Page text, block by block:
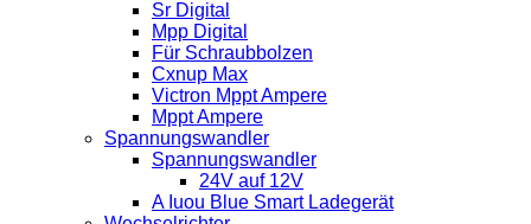
Sr Digital
Mpp Digital
Für Schraubbolzen
Cxnup Max
Victron Mppt Ampere
Mppt Ampere
Spannungswandler
Spannungswandler
24V auf 12V
A Iuou Blue Smart Ladegerät